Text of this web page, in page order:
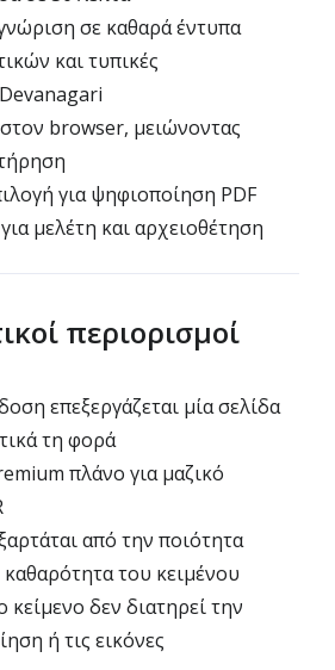
σε καθαρά έντυπα
και τυπικές
browser, μειώνοντας
για ψηφιοποίηση PDF
μελέτη και αρχειοθέτηση
περιορισμοί
επεξεργάζεται μία σελίδα
τη φορά
πλάνο για μαζικό
από την ποιότητα
του κειμένου
κείμενο δεν διατηρεί την
ή τις εικόνες